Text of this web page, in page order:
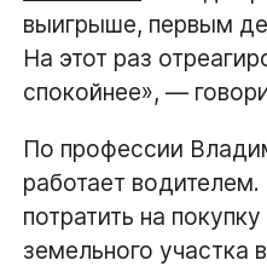
выигрыше, первым
На этот раз
спокойнее», —
По профессии
работает
потратить на
земельного участка